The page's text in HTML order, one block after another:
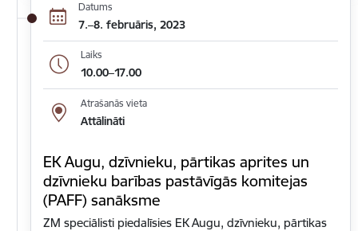
Datums
7.–8. februāris, 2023
Laiks
10.00–17.00
Atrašanās vieta
Attālināti
EK Augu, dzīvnieku, pārtikas aprites un
dzīvnieku barības pastāvīgās komitejas
(PAFF) sanāksme
ZM speciālisti piedalīsies EK Augu, dzīvnieku, pārtikas